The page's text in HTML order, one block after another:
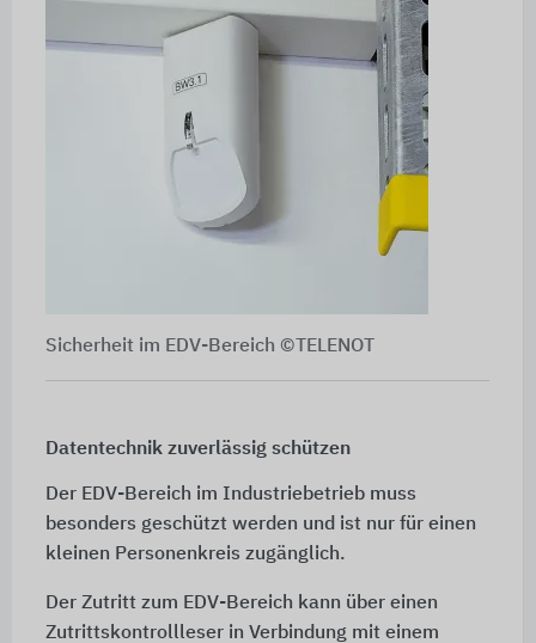
Sicherheit im EDV-Bereich ©TELENOT
Datentechnik zuverlässig schützen
Der EDV-Bereich im Industriebetrieb muss
besonders geschützt werden und ist nur für einen
kleinen Personenkreis zugänglich.
Der Zutritt zum EDV-Bereich kann über einen
Zutrittskontrollleser in Verbindung mit einem